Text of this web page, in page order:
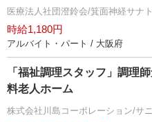
医療法人社団澄鈴会/箕面神経サナ
時給1,180円
アルバイト・パート / 大阪府
「福祉調理スタッフ」調理
料老人ホーム
株式会社川島コーポレーション/サ